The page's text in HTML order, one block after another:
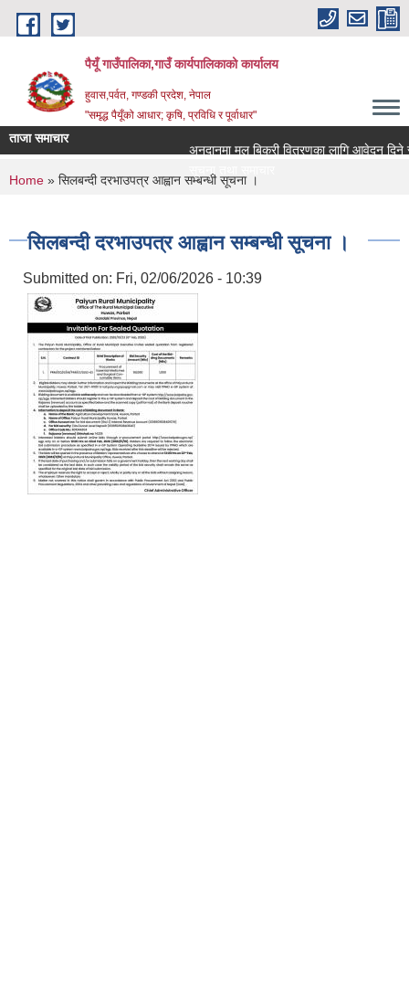
Skip to main content
पैयूँ गाउँपालिका,गाउँ कार्यपालिकाको कार्यालय
हुवास,पर्वत, गण्डकी प्रदेश, नेपाल
"समृद्ध पैयूँको आधार; कृषि, प्रविधि र पूर्वाधार"
ताजा समाचार
अनुदानमा मल बिक्री वितरणका लागि आवेदन दिने
सूचना तथा समाचार
You are here
Home » सिलबन्दी दरभाउपत्र आह्वान सम्बन्धी सूचना ।
सिलबन्दी दरभाउपत्र आह्वान सम्बन्धी सूचना ।
Submitted on: Fri, 02/06/2026 - 10:39